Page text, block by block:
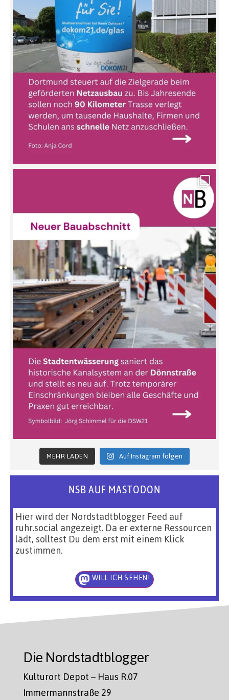
MEHR LADEN Auf Instagram folgen
NSB AUF MASTODON
Hier wird der Nordstadtblogger Feed auf
ruhr.social angezeigt. Da er externe Ressourcen
lädt, solltest Du dem erst mit einem Klick
zustimmen.
WILL ICH SEHEN!
Die Nordstadtblogger
Kulturort Depot – Haus R.07
Immermannstraße 29